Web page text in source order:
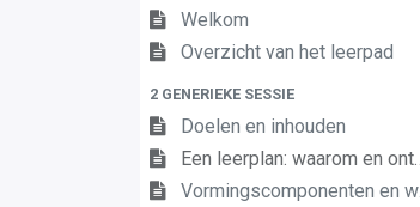
Welkom
Overzicht van het leerpad
2 GENERIEKE SESSIE
Doelen en inhouden
Een leerplan: waarom en ontwikkeling
Vormingscomponenten en wegwijzers